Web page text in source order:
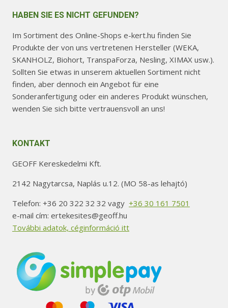
HABEN SIE ES NICHT GEFUNDEN?
Im Sortiment des Online-Shops e-kert.hu finden Sie
Produkte der von uns vertretenen Hersteller (WEKA,
SKANHOLZ, Biohort, TranspaForza, Nesling, XIMAX usw.).
Sollten Sie etwas in unserem aktuellen Sortiment nicht
finden, aber dennoch ein Angebot für eine
Sonderanfertigung oder ein anderes Produkt wünschen,
wenden Sie sich bitte vertrauensvoll an uns!
KONTAKT
GEOFF Kereskedelmi Kft.
2142 Nagytarcsa, Naplás u.12. (MO 58-as lehajtó)
Telefon: +36 20 322 32 32 vagy +36 30 161 7501
e-mail cím: ertekesites@geoff.hu
További adatok, céginformáció itt